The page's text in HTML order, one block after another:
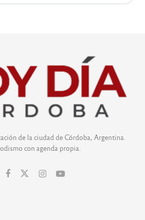
de la ciudad de Córdoba, Argentina.
con agenda propia.